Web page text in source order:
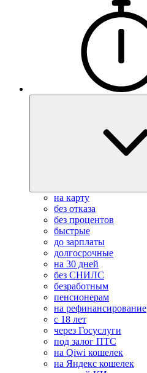
на карту
без отказа
без процентов
быстрые
до зарплаты
долгосрочные
на 30 дней
без СНИЛС
безработным
пенсионерам
на рефинансирование
с 18 лет
через Госуслуги
под залог ПТС
на Qiwi кошелек
на Яндекс кошелек